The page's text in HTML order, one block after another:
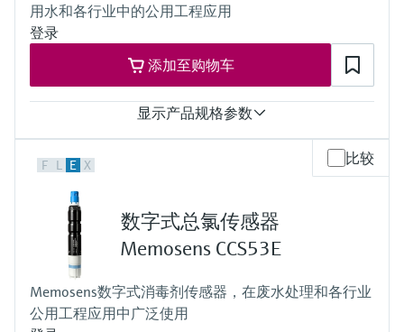
用水和各行业中的公用工程应用
登录
添加至购物车
显示产品规格参数
Trace: 0 to 5 mg/l HOCl
Standard: 0 to 20 mg/l HOCl
High: 0 to 200 mg/l HOCl
过程温度
0 to 55 °C (32 to 130 °F), non-freezing
过程压力
Max. 1 bar (max. 14.5 psi)
Measuring method
Closed, membrane covered measuring cell
F L E X 比较
数字式总氯传感器
Memosens CCS53E
Memosens数字式消毒剂传感器，在废水处理和各行业
公用工程应用中广泛使用